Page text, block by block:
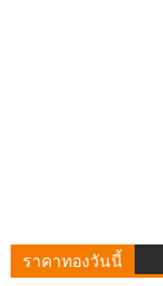
ราคาทองวันนี้